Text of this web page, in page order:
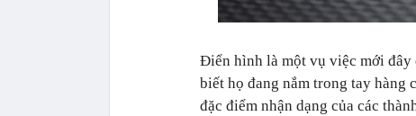
Điển hình là một vụ việc mới đây
biết họ đang nắm trong tay hàng
đặc điểm nhận dạng của các